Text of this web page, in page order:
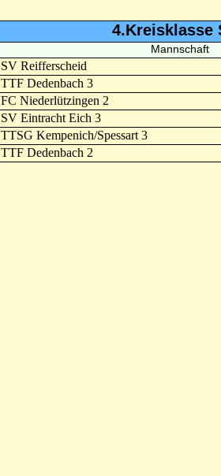
4.Kreisklasse
Mannschaft
SV Reifferscheid
TTF Dedenbach 3
FC Niederlützingen 2
SV Eintracht Eich 3
TTSG Kempenich/Spessart 3
TTF Dedenbach 2